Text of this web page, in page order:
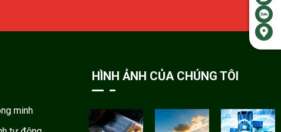
minh
HÌNH ẢNH CỦA CHÚNG TÔI